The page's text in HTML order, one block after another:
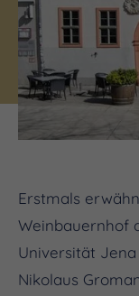
Erstmals
Weinbauernhof
Universität
Nikolaus